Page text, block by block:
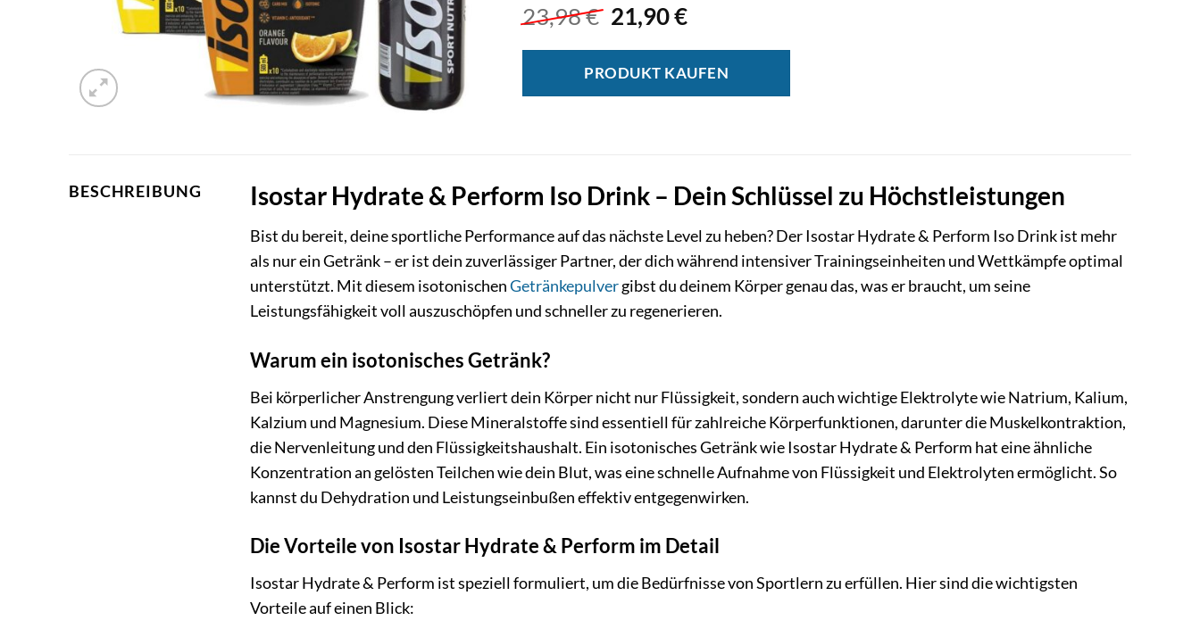
23,98€ Ursprünglicher
war:
23,98 €
21,90€Aktueller
ist:
21,90 €.
PRODUKT KAUFEN
BESCHREIBUNG Isostar Hydrate & Perform Iso Drink – Dein Schlüssel zu Höchstleistungen
Bist du bereit, deine sportliche Performance auf das nächste Level zu heben? Der Isostar Hydrate & Perform Iso Drink ist mehr
als nur ein Getränk – er ist dein zuverlässiger Partner, der dich während intensiver Trainingseinheiten und Wettkämpfe optimal
unterstützt. Mit diesem isotonischenGetränkepulvergibst du deinem Körper genau das, was er braucht, um seine
Leistungsfähigkeit voll auszuschöpfen und schneller zu regenerieren.
Warum ein isotonisches Getränk?
Bei körperlicher Anstrengung verliert dein Körper nicht nur Flüssigkeit, sondern auch wichtige Elektrolyte wie Natrium, Kalium,
Kalzium und Magnesium. Diese Mineralstoffe sind essentiell für zahlreiche Körperfunktionen, darunter die Muskelkontraktion,
die Nervenleitung und den Flüssigkeitshaushalt. Ein isotonisches Getränk wie Isostar Hydrate & Perform hat eine ähnliche
Konzentration an gelösten Teilchen wie dein Blut, was eine schnelle Aufnahme von Flüssigkeit und Elektrolyten ermöglicht. So
kannst du Dehydration und Leistungseinbußen effektiv entgegenwirken.
Die Vorteile von Isostar Hydrate & Perform im Detail
Isostar Hydrate & Perform ist speziell formuliert, um die Bedürfnisse von Sportlern zu erfüllen. Hier sind die wichtigsten
Vorteile auf einen Blick: